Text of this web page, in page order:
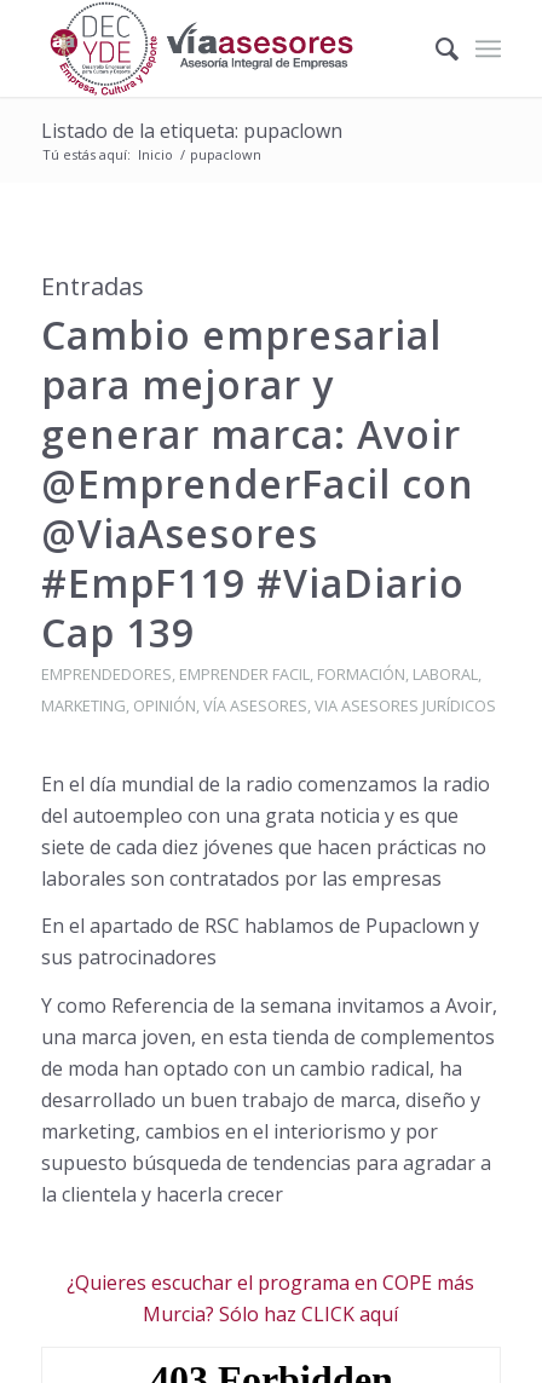
Listado de la etiqueta: pupaclown
Tú estás aquí: Inicio / pupaclown
Entradas
Cambio empresarial
para mejorar y
generar marca: Avoir
@EmprenderFacil con
@ViaAsesores
#EmpF119 #ViaDiario
Cap 139
EMPRENDEDORES, EMPRENDER FACIL, FORMACIÓN, LABORAL,
MARKETING, OPINIÓN,VÍA ASESORES,VIA ASESORES JURÍDICOS
En el día mundial de la radio comenzamos la radio
del autoempleo con una grata noticia y es que
siete de cada diez jóvenes que hacen prácticas no
laborales son contratados por las empresas
En el apartado de RSC hablamos de Pupaclown y
sus patrocinadores
Y como Referencia de la semana invitamos a Avoir,
una marca joven, en esta tienda de complementos
de moda han optado con un cambio radical, ha
desarrollado un buen trabajo de marca, diseño y
marketing, cambios en el interiorismo y por
supuesto búsqueda de tendencias para agradar a
la clientela y hacerla crecer
¿Quieres escuchar el programa en COPE más
Murcia? Sólo haz CLICK aquí